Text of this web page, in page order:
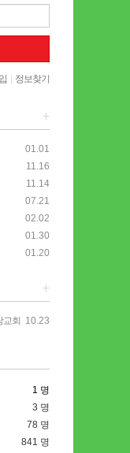
정보찾기
+
01.01
11.16
11.14
07.21
02.02
01.30
01.20
+
교회 10.23
1 명
3 명
78 명
841 명